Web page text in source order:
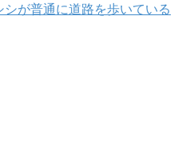
が普通に道路を歩いている